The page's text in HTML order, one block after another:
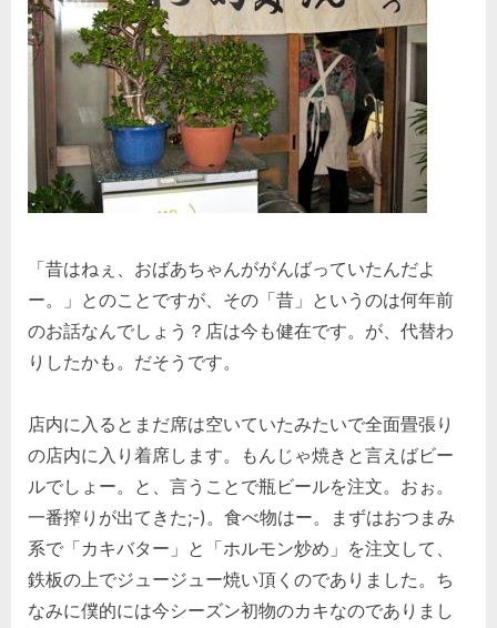
「昔はねぇ、おばあちゃんががんばっていたんだよ
ー。」とのことですが、その「昔」というのは何年前
のお話なんでしょう？店は今も健在です。が、代替わ
りしたかも。だそうです。
店内に入るとまだ席は空いていたみたいで全面畳張り
の店内に入り着席します。もんじゃ焼きと言えばビー
ルでしょー。と、言うことで瓶ビールを注文。おぉ。
一番搾りが出てきた;-)。食べ物はー。まずはおつまみ
系で「カキバター」と「ホルモン炒め」を注文して、
鉄板の上でジュージュー焼い頂くのでありました。ち
なみに僕的には今シーズン初物のカキなのでありまし